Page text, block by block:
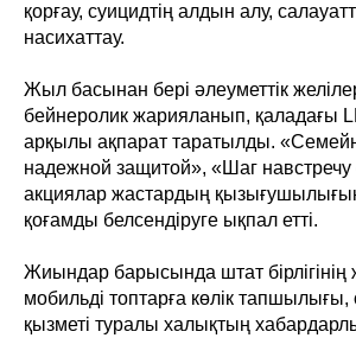
қорғау, суицидтің алдын алу,
насихаттау.
Жыл басынан бері әлеуметтік
бейнеролик жарияланып, қаладағы
арқылы ақпарат таратылды.
надежной защитой», «Шаг навстречу
акциялар жастардың
қоғамды белсендіруге ықпал етті.
Жиындар барысында штат бірлігінің
мобильді топтарға көлік
қызметі туралы халықтың